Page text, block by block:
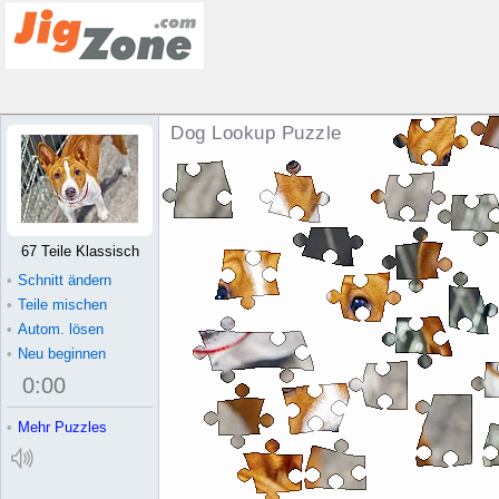
Dog Lookup Puzzle
67 Teile Klassisch
• Schnitt ändern
• Teile mischen
• Autom. lösen
• Neu beginnen
0:00
• Mehr Puzzles